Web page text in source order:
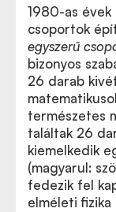
1980-as
csoportok
egyszerű
bizonyos
26 darab
természetes
találtak 26
kiemelkedik
(magyarul:
fedezik fel
elméleti